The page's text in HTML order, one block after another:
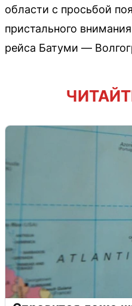
области с просьбой
пристального
рейса Батуми —